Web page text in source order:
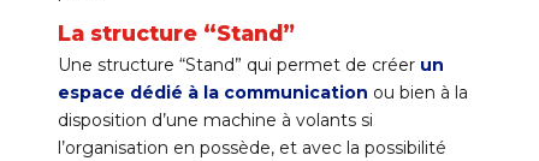
La structure “Stand”
Une structure “Stand” qui permet de créer un
espace dédié à la communication ou bien à la
disposition d’une machine à volants si
l’organisation en possède, et avec la possibilité